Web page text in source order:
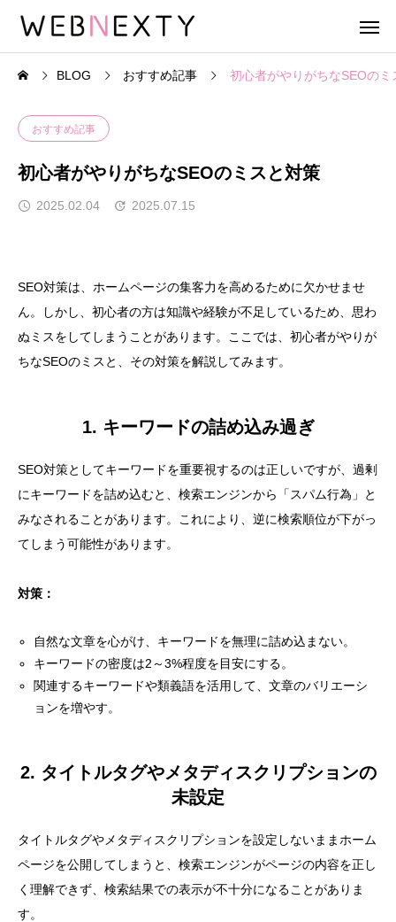
BLOG おすすめ記事 初心者がやりがちなSEOのミ
おすすめ記事
初心者がやりがちなSEOのミスと対策
2025.02.04 2025.07.15
SEO対策は、ホームページの集客力を高めるために欠かせませ
ん。しかし、初心者の方は知識や経験が不足しているため、思わ
ぬミスをしてしまうことがあります。ここでは、初心者がやりが
ちなSEOのミスと、その対策を解説してみます。
1. キーワードの詰め込み過ぎ
SEO対策としてキーワードを重要視するのは正しいですが、過剰
にキーワードを詰め込むと、検索エンジンから「スパム行為」と
みなされることがあります。これにより、逆に検索順位が下がっ
てしまう可能性があります。
対策：
自然な文章を心がけ、キーワードを無理に詰め込まない。
キーワードの密度は2～3%程度を目安にする。
関連するキーワードや類義語を活用して、文章のバリエーシ
ョンを増やす。
2. タイトルタグやメタディスクリプションの
未設定
タイトルタグやメタディスクリプションを設定しないままホーム
ページを公開してしまうと、検索エンジンがページの内容を正し
く理解できず、検索結果での表示が不十分になることがありま
す。